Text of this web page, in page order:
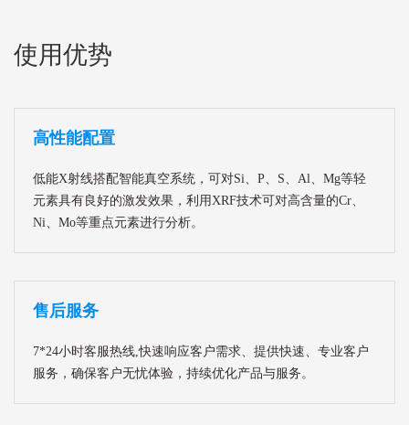
使用优势
高性能配置
低能X射线搭配智能真空系统，可对Si、P、S、Al、Mg等轻
元素具有良好的激发效果，利用XRF技术可对高含量的Cr、
Ni、Mo等重点元素进行分析。
售后服务
7*24小时客服热线,快速响应客户需求、提供快速、专业客户
服务，确保客户无忧体验，持续优化产品与服务。